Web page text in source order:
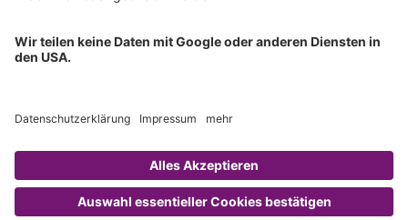
ISO 9001 Zertifikat